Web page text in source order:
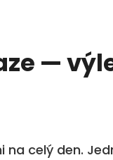
—
celý den.